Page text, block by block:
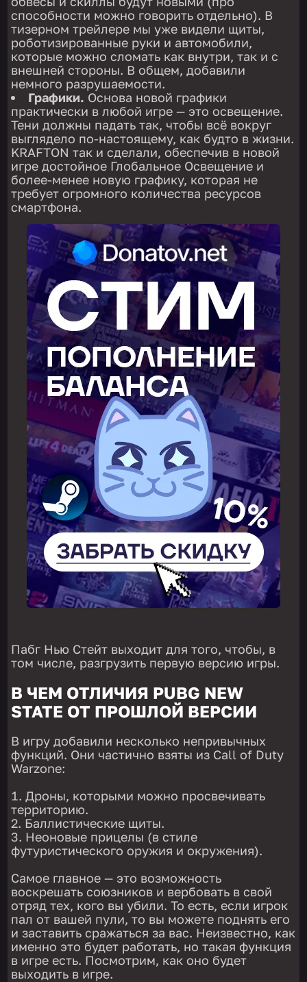
способности можно говорить отдельно). В
тизерном трейлере мы уже видели щиты,
роботизированные руки и автомобили,
которые можно сломать как внутри, так и с
внешней стороны. В общем, добавили
немного разрушаемости.
Графики. Основа новой графики
практически в любой игре — это освещение.
Тени должны падать так, чтобы всё вокруг
выглядело по-настоящему, как будто в жизни.
KRAFTON так и сделали, обеспечив в новой
игре достойное Глобальное Освещение и
более-менее новую графику, которая не
требует огромного количества ресурсов
смартфона.
Пабг Нью Стейт выходит для того, чтобы, в
том числе, разгрузить первую версию игры.
В ЧЕМ ОТЛИЧИЯ PUBG NEW
STATE ОТ ПРОШЛОЙ ВЕРСИИ
В игру добавили несколько непривычных
функций. Они частично взяты из Call of Duty
Warzone:
Дроны, которыми можно просвечивать
территорию.
Баллистические щиты.
Неоновые прицелы (в стиле
футуристического оружия и окружения).
Самое главное — это возможность
воскрешать союзников и вербовать в свой
отряд тех, кого вы убили. То есть, если игрок
пал от вашей пули, то вы можете поднять его
и заставить сражаться за вас. Неизвестно, как
именно это будет работать, но такая функция
в игре есть. Посмотрим, как оно будет
выходить в игре.